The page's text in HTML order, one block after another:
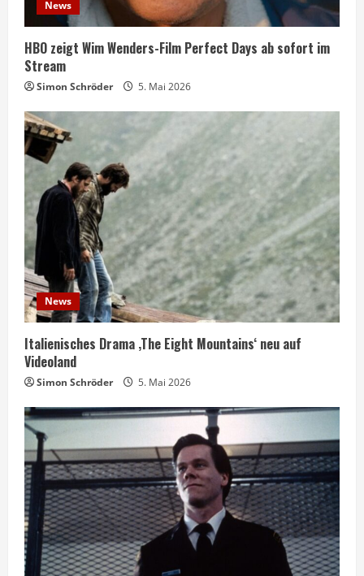
News
HBO zeigt Wim Wenders-Film Perfect Days ab sofort im
Stream
Simon Schröder 5. Mai 2026
News
Italienisches Drama ‚The Eight Mountains‘ neu auf
Videoland
Simon Schröder 5. Mai 2026